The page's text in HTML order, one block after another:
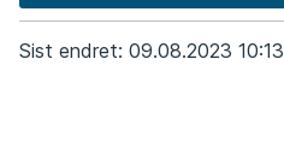
Sist endret 09.08.2023 10:13